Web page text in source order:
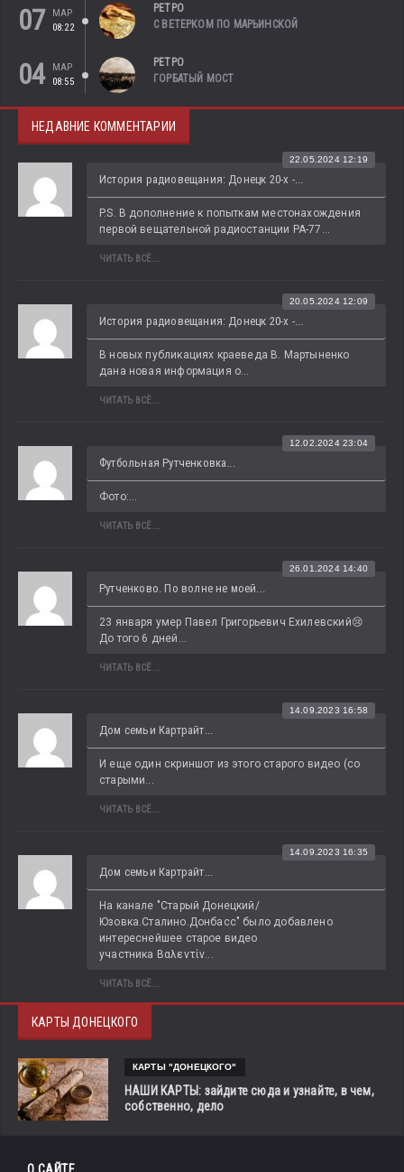
07
МАР
08:22
РЕТРО
С ВЕТЕРКОМ ПО МАРЬИНСКОЙ
04
МАР
08:55
РЕТРО
ГОРБАТЫЙ МОСТ
НЕДАВНИЕ КОММЕНТАРИИ
История радиовещания: Донецк 20-х -...
22.05.2024 12:19
P.S. В дополнение к попыткам местонахождения
первой вещательной радиостанции РА-77...
ЧИТАТЬ ВСЁ...
История радиовещания: Донецк 20-х -...
20.05.2024 12:09
В новых публикациях краеведа В. Мартыненко
дана новая информация о...
ЧИТАТЬ ВСЁ...
Футбольная Рутченковка...
12.02.2024 23:04
Фото:...
ЧИТАТЬ ВСЁ...
Рутченково. По волне не моей...
26.01.2024 14:40
23 января умер Павел Григорьевич Ехилевский😢
До того 6 дней...
ЧИТАТЬ ВСЁ...
Дом семьи Картрайт...
14.09.2023 16:58
И еще один скриншот из этого старого видео (со
старыми...
ЧИТАТЬ ВСЁ...
Дом семьи Картрайт...
14.09.2023 16:35
На канале "Старый Донецкий/
Юзовка.Сталино.Донбасс" было добавлено
интереснейшее старое видео
участника Βαλεντίν...
ЧИТАТЬ ВСЁ...
КАРТЫ ДОНЕЦКОГО
КАРТЫ "ДОНЕЦКОГО"
НАШИ КАРТЫ: зайдите сюда и узнайте, в чем,
собственно, дело
О САЙТЕ